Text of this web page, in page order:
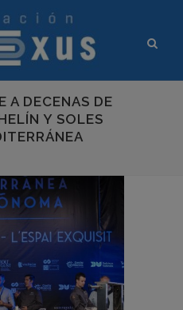
A DECENAS DE
Y SOLES